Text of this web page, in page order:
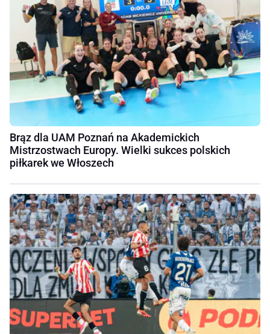
Brąz dla UAM Poznań na Akademickich
Mistrzostwach Europy. Wielki sukces polskich
piłkarek we Włoszech